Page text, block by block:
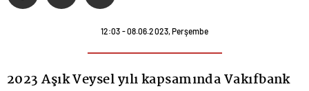
12:03 - 08.06.2023, Perşembe
2023 Aşık Veysel yılı kapsamında Vakıfbank